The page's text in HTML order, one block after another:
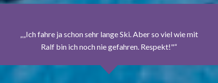
„Ich fahre ja schon sehr lange Ski. Aber so viel wie mit
Ralf bin ich noch nie gefahren. Respekt!"